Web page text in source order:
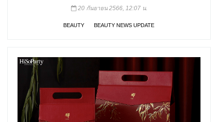
20 กันยายน 2566, 12:07 น.
BEAUTY BEAUTY NEWS UPDATE